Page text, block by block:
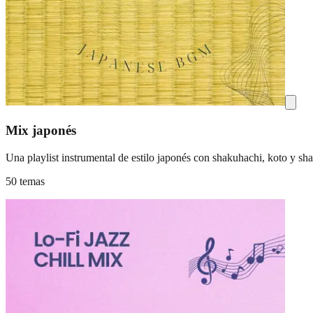
Mix japonés
Una playlist instrumental de estilo japonés con shakuhachi, koto y
50 temas